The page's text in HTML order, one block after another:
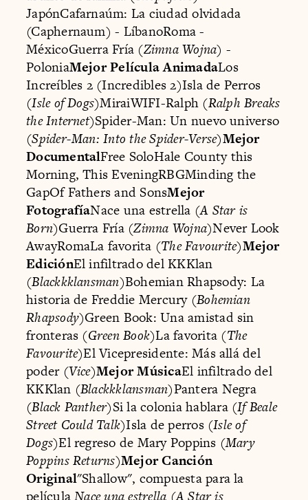
JapónCafarnaúm: La ciudad olvidada
(Caphernaum) - LíbanoRoma -
MéxicoGuerra Fría (Zimna Wojna) -
PoloniaMejor Película AnimadaLos
Increíbles 2 (Incredibles 2)Isla de Perros
(Isle of Dogs)MiraiWIFI-Ralph (Ralph Breaks
the Internet)Spider-Man: Un nuevo universo
(Spider-Man: Into the Spider-Verse)Mejor
DocumentalFree SoloHale County this
Morning, This EveningRBGMinding the
GapOf Fathers and SonsMejor
FotografíaNace una estrella (A Star is
Born)Guerra Fría (Zimna Wojna)Never Look
AwayRomaLa favorita (The Favourite)Mejor
EdiciónEl infiltrado del KKKlan
(Blackkklansman)Bohemian Rhapsody: La
historia de Freddie Mercury (Bohemian
Rhapsody)Green Book: Una amistad sin
fronteras (Green Book)La favorita (The
Favourite)El Vicepresidente: Más allá del
poder (Vice)Mejor MúsicaEl infiltrado del
KKKlan (Blackkklansman)Pantera Negra
(Black Panther)Si la colonia hablara (If Beale
Street Could Talk)Isla de perros (Isle of
Dogs)El regreso de Mary Poppins (Mary
Poppins Returns)Mejor Canción
Original"Shallow", compuesta para la